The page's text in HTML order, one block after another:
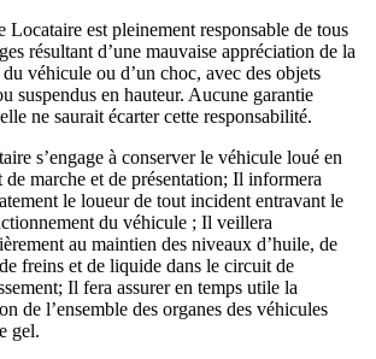
Locataire est pleinement responsable de tous
résultant d’une mauvaise appréciation de la
véhicule ou d’un choc, avec des objets
suspendus en hauteur. Aucune garantie
ne saurait écarter cette responsabilité.
s’engage à conserver le véhicule loué en
de marche et de présentation; Il informera
le loueur de tout incident entravant le
du véhicule ; Il veillera
au maintien des niveaux d’huile, de
freins et de liquide dans le circuit de
Il fera assurer en temps utile la
de l’ensemble des organes des véhicules
gel.